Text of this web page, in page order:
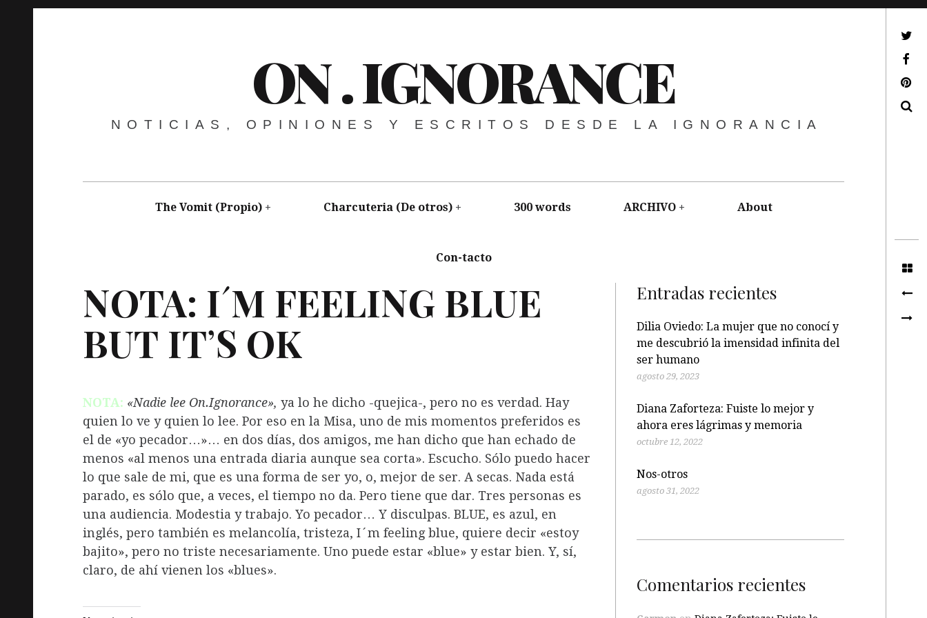
ON . IGNORANCE
NOTICIAS, OPINIONES Y ESCRITOS DESDE LA IGNORANCIA
The Vomit (Propio) Charcuteria (De otros) 300 words ARCHIVO About
Con-tacto
NOTA: I´M FEELING BLUE
BUT IT’S OK
NOTA: «Nadie lee On.Ignorance», ya lo he dicho -quejica-, pero no es verdad. Hay
quien lo ve y quien lo lee. Por eso en la Misa, uno de mis momentos preferidos es
el de «yo pecador…»… en dos días, dos amigos, me han dicho que han echado de
menos «al menos una entrada diaria aunque sea corta». Escucho. Sólo puedo hacer
lo que sale de mi, que es una forma de ser yo, o, mejor de ser. A secas. Nada está
parado, es sólo que, a veces, el tiempo no da. Pero tiene que dar. Tres personas es
una audiencia. Modestia y trabajo. Yo pecador… Y disculpas. BLUE, es azul, en
inglés, pero también es melancolía, tristeza, I´m feeling blue, quiere decir «estoy
bajito», pero no triste necesariamente. Uno puede estar «blue» y estar bien. Y, sí,
claro, de ahí vienen los «blues».
Entradas recientes
Dilia Oviedo: La mujer que no conocí y
me descubrió la imensidad infinita del
ser humano
agosto 29, 2023
Diana Zaforteza: Fuiste lo mejor y
ahora eres lágrimas y memoria
octubre 12, 2022
Nos-otros
agosto 31, 2022
Comentarios recientes